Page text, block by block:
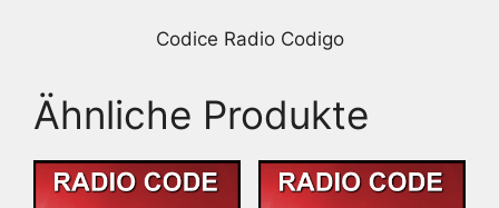
Codice Radio Codigo
Ähnliche Produkte